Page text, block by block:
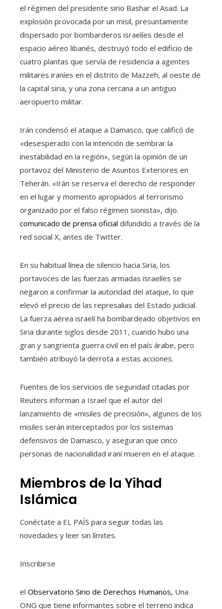
el régimen del presidente sirio Bashar el Asad. La
explosión provocada por un misil, presuntamente
dispersado por bombarderos israelíes desde el
espacio aéreo libanés, destruyó todo el edificio de
cuatro plantas que servía de residencia a agentes
militares iraníes en el distrito de Mazzeh, al oeste de
la capital siria, y una zona cercana a un antiguo
aeropuerto militar.
Irán condensó el ataque a Damasco, que calificó de
«desesperado con la intención de sembrar la
inestabilidad en la región», según la opinión de un
portavoz del Ministerio de Asuntos Exteriores en
Teherán. «Irán se reserva el derecho de responder
en el lugar y momento apropiados al terrorismo
organizado por el falso régimen sionista», dijo.
comunicado de prensa oficial difundido a través de la
red social X, antes de Twitter.
En su habitual línea de silencio hacia Siria, los
portavoces de las fuerzas armadas israelíes se
negaron a confirmar la autoridad del ataque, lo que
elevó el precio de las represalias del Estado judicial.
La fuerza aérea israelí ha bombardeado objetivos en
Siria durante siglos desde 2011, cuando hubo una
gran y sangrienta guerra civil en el país árabe, pero
también atribuyó la derrota a estas acciones.
Fuentes de los servicios de seguridad citadas por
Reuters informan a Israel que el autor del
lanzamiento de «misiles de precisión», algunos de los
misiles serán interceptados por los sistemas
defensivos de Damasco, y aseguran que cinco
personas de nacionalidad iraní mueren en el ataque. .
Miembros de la Yihad
Islámica
Conéctate a EL PAÍS para seguir todas las
novedades y leer sin límites.
Inscribirse
el Observatorio Sirio de Derechos Humanos, Una
ONG que tiene informantes sobre el terreno indica